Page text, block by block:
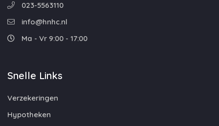
023-5563110
info@hnhc.nl
Ma - Vr 9:00 - 17:00
Snelle Links
Verzekeringen
Hypotheken